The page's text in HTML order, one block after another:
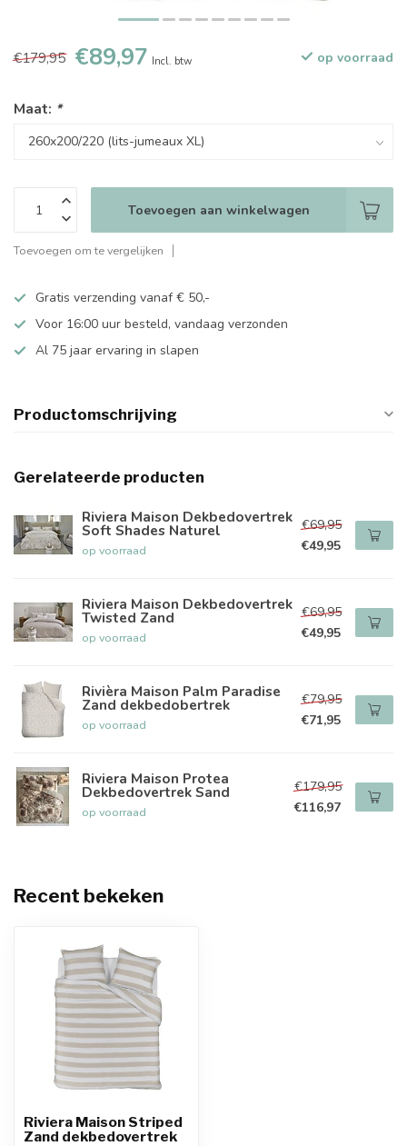
€179,95 €89,97 Incl. btw op voorraad
Maat: *
Toevoegen aan winkelwagen
Toevoegen om te vergelijken
Gratis verzending vanaf € 50,-
Voor 16:00 uur besteld, vandaag verzonden
Al 75 jaar ervaring in slapen
Productomschrijving
Gerelateerde producten
Riviera Maison Dekbedovertrek
Soft Shades Naturel
op voorraad
€69,95
€49,95
Riviera Maison Dekbedovertrek
Twisted Zand
op voorraad
€69,95
€49,95
Rivièra Maison Palm Paradise
Zand dekbedobertrek
op voorraad
€79,95
€71,95
Riviera Maison Protea
Dekbedovertrek Sand
op voorraad
€179,95
€116,97
Recent bekeken
Riviera Maison Striped
Zand dekbedovertrek